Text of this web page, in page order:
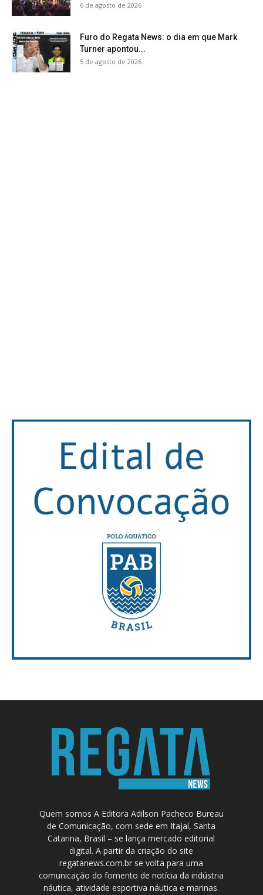
6 de agosto de 2026
Furo do Regata News: o dia em que Mark
Turner apontou...
5 de agosto de 2026
Quem somos A Editora Adilson Pacheco Bureau
de Comunicação, com sede em Itajaí, Santa
Catarina, Brasil – se lança mercado editorial
digital. A partir da criação do site
regatanews.com.br se volta para uma
comunicação do fomento de notícia da indústria
náutica, atividade esportiva náutica e marinas.